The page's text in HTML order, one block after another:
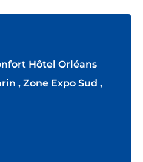
Hôtel Orléans
, Zone Expo Sud ,